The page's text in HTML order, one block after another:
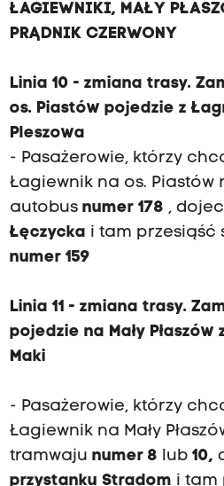
ŁAGIEWNIKI, MAŁY
PRĄDNIK CZERWONY
Linia 10 - zmiana trasy.
os. Piastów pojedzie z
Pleszowa
- Pasażerowie, którzy
Łagiewnik na os. Piastów
autobus numer 178 ,
Łęczycka i tam przesiąść
numer 159
Linia 11 - zmiana trasy.
pojedzie na Mały
Maki
- Pasażerowie, którzy
Łagiewnik na Mały
tramwaju numer 8 lub10,
przystanku Stradom i tam